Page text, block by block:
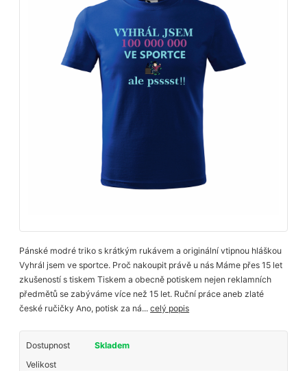
Pánské modré triko s krátkým rukávem a originální vtipnou hláškou
Vyhrál jsem ve sportce. Proč nakoupit právě u nás Máme přes 15 let
zkušeností s tiskem Tiskem a obecně potiskem nejen reklamních
předmětů se zabýváme více než 15 let. Ruční práce aneb zlaté
české ručičky Ano, potisk za ná...celý popis
Dostupnost
Skladem
Velikost